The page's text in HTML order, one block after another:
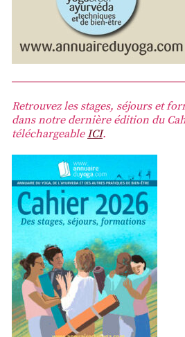
Retrouvez les stages, séjours et
dans notre dernière édition du
téléchargeableICI.